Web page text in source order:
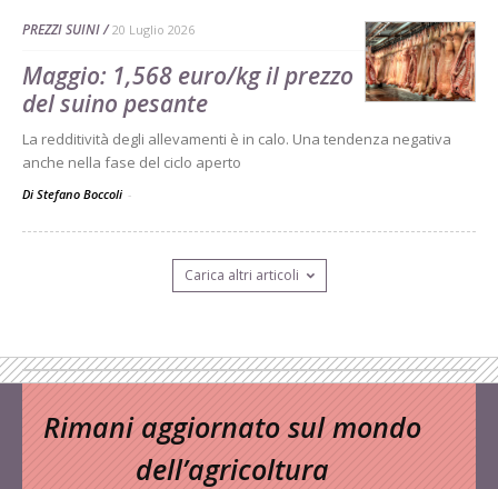
PREZZI SUINI 20 Luglio 2026
Maggio: 1,568 euro/kg il prezzo
del suino pesante
La redditività degli allevamenti è in calo. Una tendenza negativa
anche nella fase del ciclo aperto
Di Stefano Boccoli -
Carica altri articoli
Rimani aggiornato sul mondo
dell’agricoltura